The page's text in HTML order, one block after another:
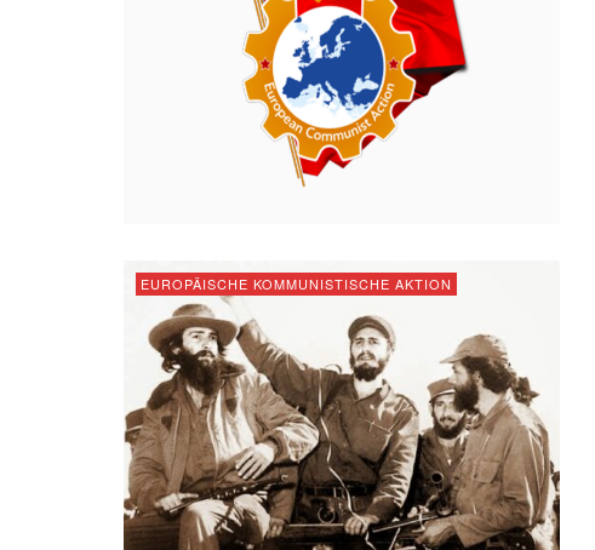
EUROPÄISCHE KOMMUNISTISCHE AKTION